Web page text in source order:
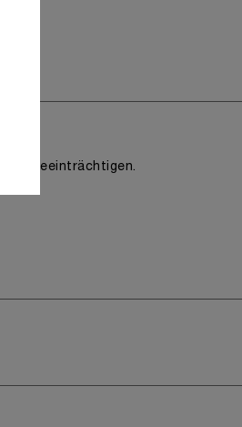
zu beeinträchtigen.